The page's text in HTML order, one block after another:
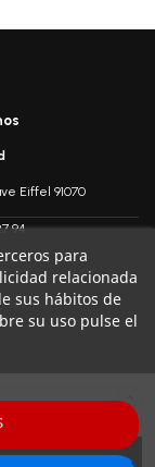
Eiffel 91070
94
para
relacionada
sus hábitos de
su uso pulse el